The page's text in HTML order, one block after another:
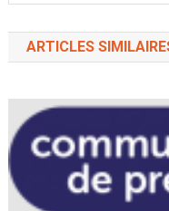
ARTICLES